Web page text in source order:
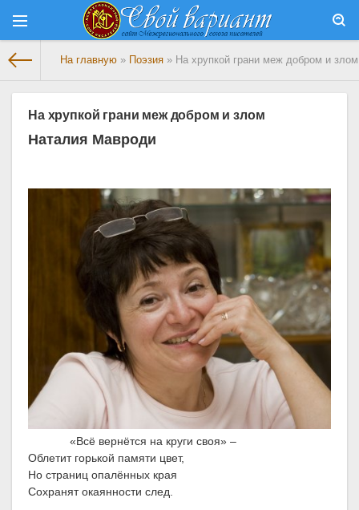
На главную » Поэзия » На хрупкой грани меж добром и злом
На хрупкой грани меж добром и злом
Наталия Мавроди
«Всё вернётся на круги своя» –
Облетит горькой памяти цвет,
Но страниц опалённых края
Сохранят окаянности след.